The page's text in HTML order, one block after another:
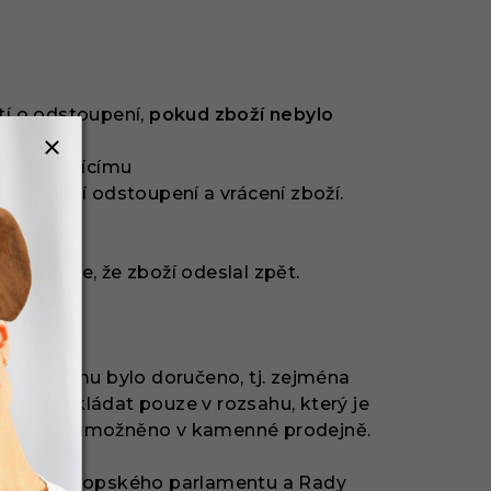
o odstoupení, pokud zboží nebylo
odstoupení a vrácení zboží.
prokáže, že zboží odeslal zpět.
mu bylo doručeno, tj. zejména
nakládat pouze v rozsahu, který je
bylo umožněno v kamenné prodejně.
Evropského parlamentu a Rady